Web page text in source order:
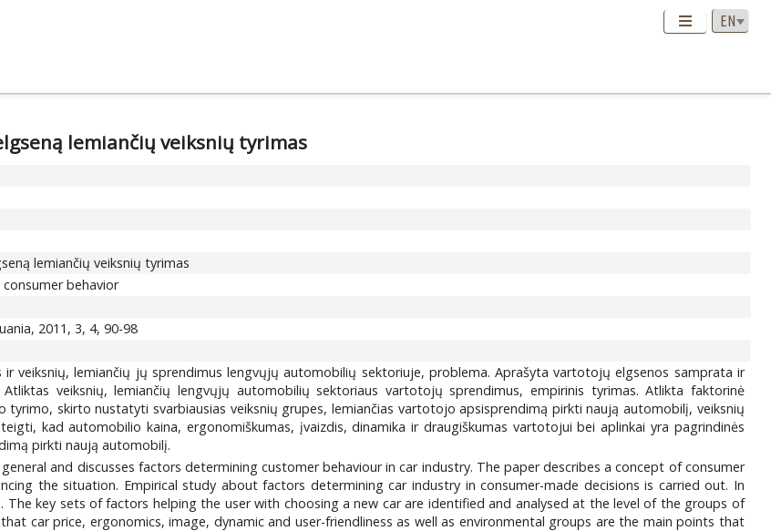
lemiančių veiksnių tyrimas
lemiančių veiksnių tyrimas
behavior
2011, 3, 4, 90-98
veiksnių, lemiančių jų sprendimus lengvųjų automobilių sektoriuje, problema. Aprašyta vartotojų elgsenos samprata ir
veiksnių, lemiančių lengvųjų automobilių sektoriaus vartotojų sprendimus, empirinis tyrimas. Atlikta faktorinė
tyrimo, skirto nustatyti svarbiausias veiksnių grupes, lemiančias vartotojo apsisprendimą pirkti naują automobilį, veiksnių
kad automobilio kaina, ergonomiškumas, įvaizdis, dinamika ir draugiškumas vartotojui bei aplinkai yra pagrindinės
pirkti naują automobilį.
and discusses factors determining customer behaviour in car industry. The paper describes a concept of consumer
the situation. Empirical study about factors determining car industry in consumer-made decisions is carried out. In
key sets of factors helping the user with choosing a new car are identified and analysed at the level of the groups of
car price, ergonomics, image, dynamic and user-friendliness as well as environmental groups are the main points that